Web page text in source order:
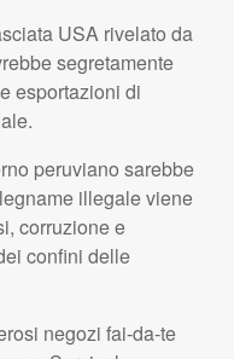
USA rivelato da
segretamente
esportazioni di
peruviano sarebbe
illegale viene
corruzione e
confini delle
negozi fai-da-te